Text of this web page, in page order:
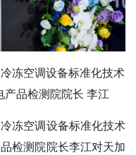
冻空调设备标准化技术
品检测院院长 李江
冻空调设备标准化技术
检测院院长李江对天加